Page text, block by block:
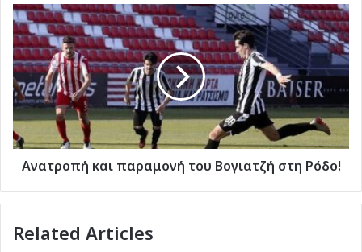
τη
σημασία
που
αναγνωρίζει
η
Κίνα
στον
τόπο
μας"
Ανατροπή
και
παραμονή
του
Βογιατζή
στη
Ρόδο!
Ανατροπή και παραμονή του Βογιατζή στη Ρόδο!
Related Articles